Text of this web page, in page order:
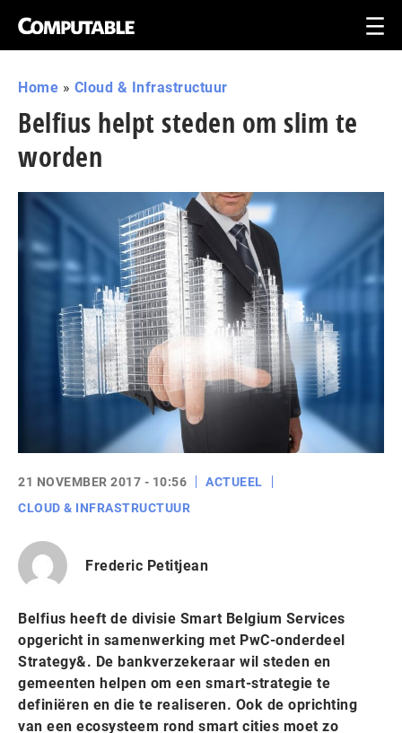
Home » Cloud & Infrastructuur
Belfius helpt steden om slim te
worden
21 NOVEMBER 2017 - 10:56
ACTUEEL
CLOUD & INFRASTRUCTUUR
Frederic Petitjean
Belfius heeft de divisie Smart Belgium Services
opgericht in samenwerking met PwC-onderdeel
Strategy&. De bankverzekeraar wil steden en
gemeenten helpen om een smart-strategie te
definiëren en die te realiseren. Ook de oprichting
van een ecosysteem rond smart cities moet zo